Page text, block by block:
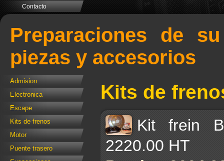
Contacto
Preparaciones de
piezas y accesorios
Admision
Electronica
Escape
Kits de frenos
Motor
Puente trasero
Kits de
Kit frein
2220.00 HT